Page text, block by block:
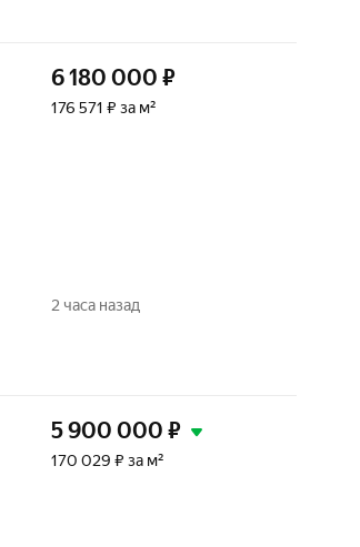
6 180 000 ₽
176 571 ₽ за м²
2 часа назад
5 900 000 ₽
170 029 ₽ за м²